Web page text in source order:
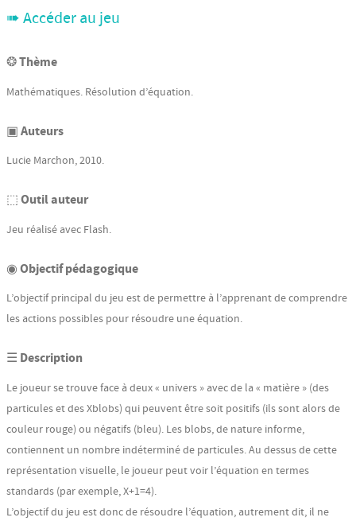
➠ Accéder au jeu
❂ Thème
Mathématiques. Résolution d’équation.
▣ Auteurs
Lucie Marchon, 2010.
⬚ Outil auteur
Jeu réalisé avec Flash.
◉ Objectif pédagogique
L’objectif principal du jeu est de permettre à l’apprenant de comprendre
les actions possibles pour résoudre une équation.
☰ Description
Le joueur se trouve face à deux « univers » avec de la « matière » (des
particules et des Xblobs) qui peuvent être soit positifs (ils sont alors de
couleur rouge) ou négatifs (bleu). Les blobs, de nature informe,
contiennent un nombre indéterminé de particules. Au dessus de cette
représentation visuelle, le joueur peut voir l’équation en termes
standards (par exemple, X+1=4).
L’objectif du jeu est donc de résoudre l’équation, autrement dit, il ne